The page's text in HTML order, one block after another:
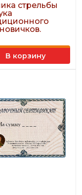
стрельбы
В корзину